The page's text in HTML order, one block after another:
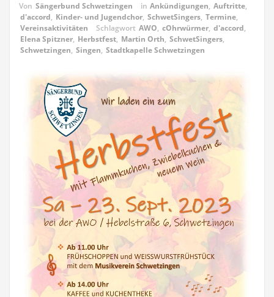
Von Sängerbund Schwetzingen in Ankündigungen, Auftritte,
d'accord, Kinder- und Jugendchor, SchwetSingers, Termine,
Vereinsaktivitäten
Schlagwort AWO, cOhrwürmer, d'accord,
Elena Spitzner, Herbstfest, Martin Orth, SchwetSingers,
Schwetzingen, Singen, Stadtkapelle Schwetzingen